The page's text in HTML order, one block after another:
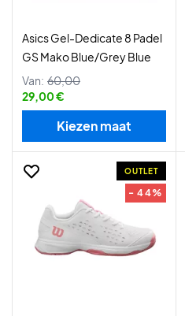
Asics Gel-Dedicate 8 Padel
GS Mako Blue/Grey Blue
Van: 60,00
29,00 €
Kiezen maat
OUTLET
- 44%